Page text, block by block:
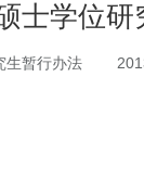
士学位
暂行办法 2013